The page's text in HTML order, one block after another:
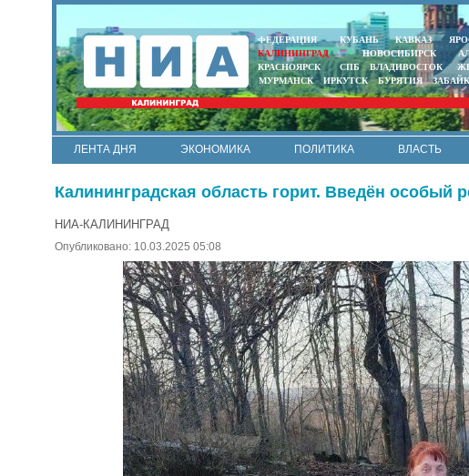
ФЕДЕРАЦИЯ КУБАНЬ КАВКАЗ
КАЛИНИНГРАД
НОВОСИБИРСК
КРАСНОЯРСК
СПБ ВЛАДИВОСТОК
МУРМАНСК
ИРКУТСК БУРЯТИЯ
ЛЕНТА ДНЯ ЭКОНОМИКА ПОЛИТИКА ВЛАСТЬ
Калининградская область горит. Введён
НИА-КАЛИНИНГРАД
Опубликовано: 10.03.2025 05:08